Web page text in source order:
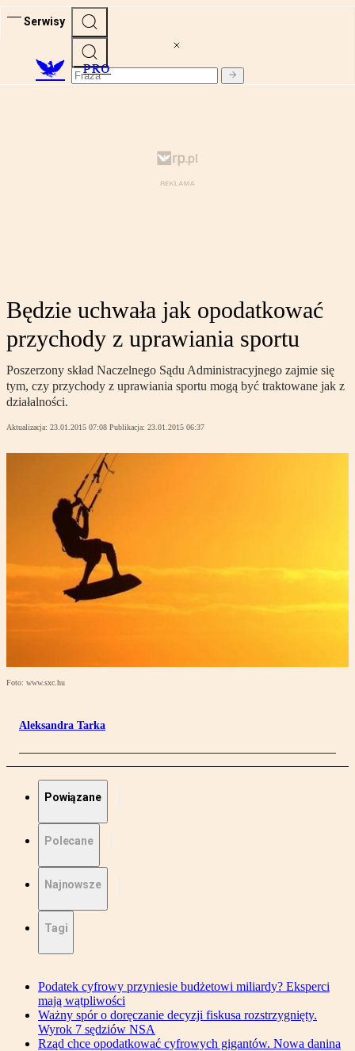
Serwisy
PRO
Będzie uchwała jak opodatkować
przychody z uprawiania sportu
Poszerzony skład Naczelnego Sądu Administracyjnego zajmie się
tym, czy przychody z uprawiania sportu mogą być traktowane jak z
działalności.
Aktualizacja: 23.01.2015 07:08 Publikacja: 23.01.2015 06:37
Foto: www.sxc.hu
Aleksandra Tarka
Powiązane
Polecane
Najnowsze
Tagi
Podatek cyfrowy przyniesie budżetowi miliardy? Eksperci
mają wątpliwości
Ważny spór o doręczanie decyzji fiskusa rozstrzygnięty.
Wyrok 7 sędziów NSA
Rząd chce opodatkować cyfrowych gigantów. Nowa danina